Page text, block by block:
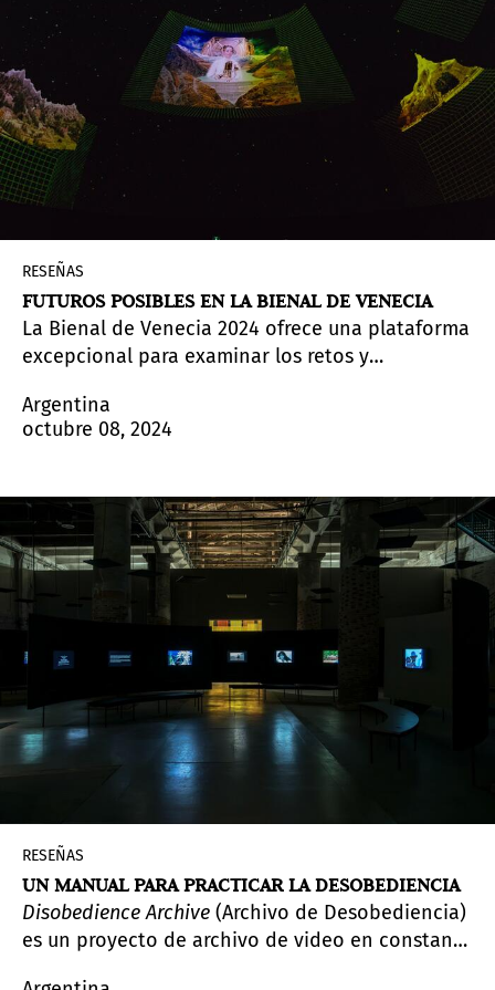
de alto y cuatro de ancho.
RESEÑAS
FUTUROS POSIBLES EN LA BIENAL DE VENECIA
La Bienal de Venecia 2024 ofrece una plataforma
excepcional para examinar los retos y
pabellones de Japón, Alemania, Suiza y Hungría
abordan diferentes maneras de mirar y pensar el
medioambiente, el equilibrio, la adaptación, el
orden mundial y, por supuesto, la memoria
colectiva.
Argentina
octubre 08, 2024
RESEÑAS
UN MANUAL PARA PRACTICAR LA DESOBEDIENCIA
Disobedience Archive (Archivo de Desobediencia)
es un proyecto de archivo de video en constante